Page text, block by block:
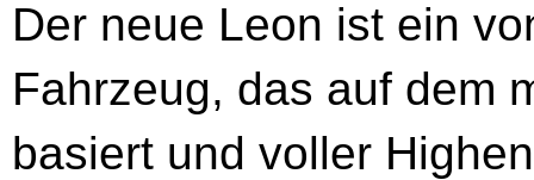
Der neue Leon ist ein
Fahrzeug, das auf dem
basiert und voller